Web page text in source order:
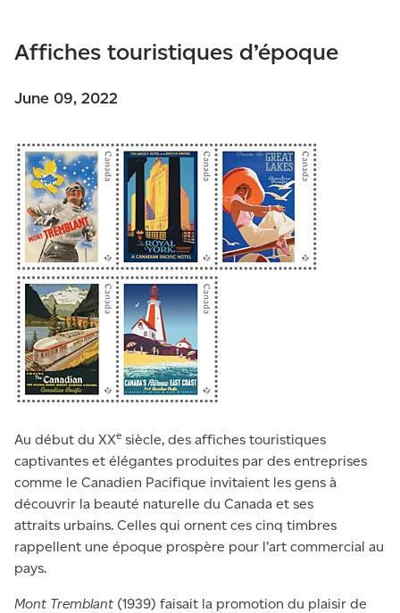
Affiches touristiques d’époque
June 09, 2022
Au début du XXe siècle, des affiches touristiques
captivantes et élégantes produites par des entreprises
comme le Canadien Pacifique invitaient les gens à
découvrir la beauté naturelle du Canada et ses
attraits urbains. Celles qui ornent ces cinq timbres
rappellent une époque prospère pour l’art commercial au
pays.
Mont Tremblant (1939) faisait la promotion du plaisir de